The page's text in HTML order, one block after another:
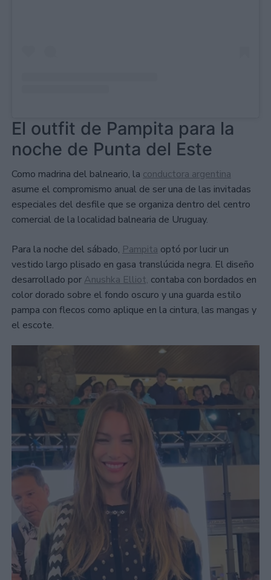
El outfit de Pampita para la
noche de Punta del Este
Como madrina del balneario, la conductora argentina
asume el compromismo anual de ser una de las invitadas
especiales del desfile que se organiza dentro del centro
comercial de la localidad balnearia de Uruguay.
Para la noche del sábado, Pampita optó por lucir un
vestido largo plisado en gasa translúcida negra. El diseño
desarrollado por Anushka Elliot, contaba con bordados en
color dorado sobre el fondo oscuro y una guarda estilo
pampa con flecos como aplique en la cintura, las mangas y
el escote.